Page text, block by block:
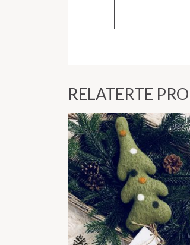
RELATERTE